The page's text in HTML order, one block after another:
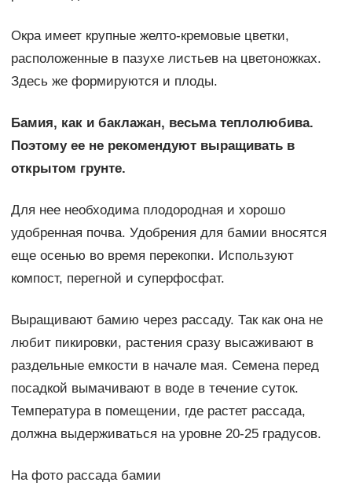
Окра имеет крупные желто-кремовые цветки,
расположенные в пазухе листьев на цветоножках.
Здесь же формируются и плоды.
Бамия, как и баклажан, весьма теплолюбива.
Поэтому ее не рекомендуют выращивать в
открытом грунте.
Для нее необходима плодородная и хорошо
удобренная почва. Удобрения для бамии вносятся
еще осенью во время перекопки. Используют
компост, перегной и суперфосфат.
Выращивают бамию через рассаду. Так как она не
любит пикировки, растения сразу высаживают в
раздельные емкости в начале мая. Семена перед
посадкой вымачивают в воде в течение суток.
Температура в помещении, где растет рассада,
должна выдерживаться на уровне 20-25 градусов.
На фото рассада бамии